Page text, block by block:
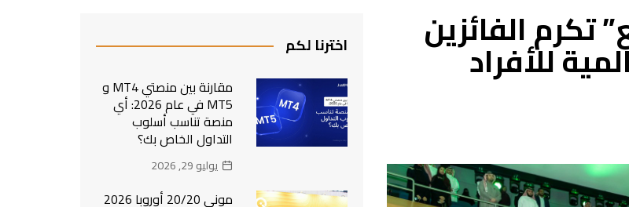
تكرم الفائزين
للأفراد اخترنا لكم
مقارنة بين منصتي MT4 و
MT5 في عام 2026: أي
منصة تناسب أسلوب
التداول الخاص بك؟
يوليو 29, 2026
موني 20/20 أوروبا 2026